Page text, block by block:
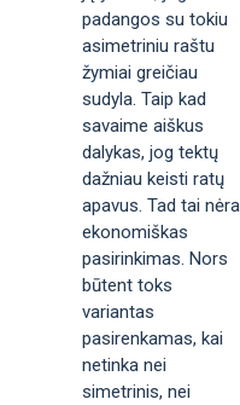
padangos su tokiu
asimetriniu raštu
žymiai greičiau
sudyla. Taip kad
savaime aiškus
dalykas, jog tektų
dažniau keisti ratų
apavus. Tad tai nėra
ekonomiškas
pasirinkimas. Nors
būtent toks
variantas
pasirenkamas, kai
netinka nei
simetrinis, nei